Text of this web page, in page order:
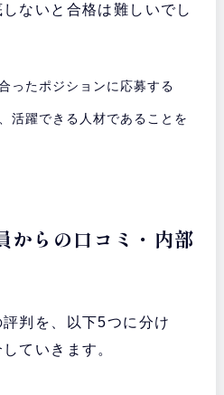
ないと合格は難しいでし
ったポジションに応募する
活躍できる人材であることを
からの口コミ・内部
判を、以下5つに分け
ていきます。